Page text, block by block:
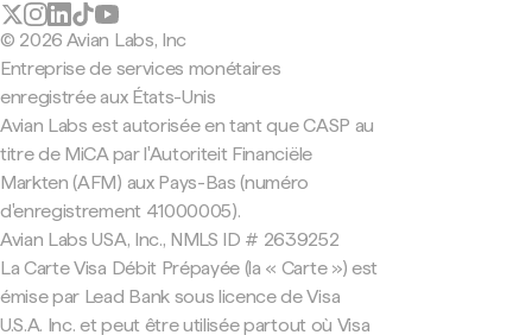
© 2026 Avian Labs, Inc
Entreprise de services monétaires
enregistrée aux États-Unis
Avian Labs est autorisée en tant que CASP au
titre de MiCA par l'Autoriteit Financiële
Markten (AFM) aux Pays-Bas (numéro
d'enregistrement 41000005).
Avian Labs USA, Inc., NMLS ID # 2639252
La Carte Visa Débit Prépayée (la « Carte ») est
émise par Lead Bank sous licence de Visa
U.S.A. Inc. et peut être utilisée partout où Visa